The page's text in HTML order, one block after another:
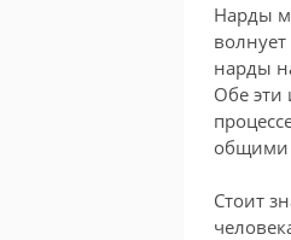
Нарды
нарды
Обе эти
общими
Стоит